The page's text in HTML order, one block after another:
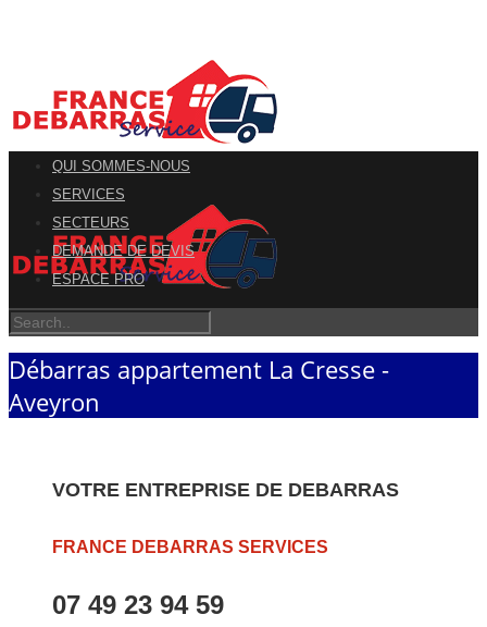
QUI SOMMES-NOUS
SERVICES
SECTEURS
DEMANDE DE DEVIS
ESPACE PRO
Débarras appartement La Cresse -
Aveyron
VOTRE ENTREPRISE DE DEBARRAS
FRANCE DEBARRAS SERVICES
07 49 23 94 59